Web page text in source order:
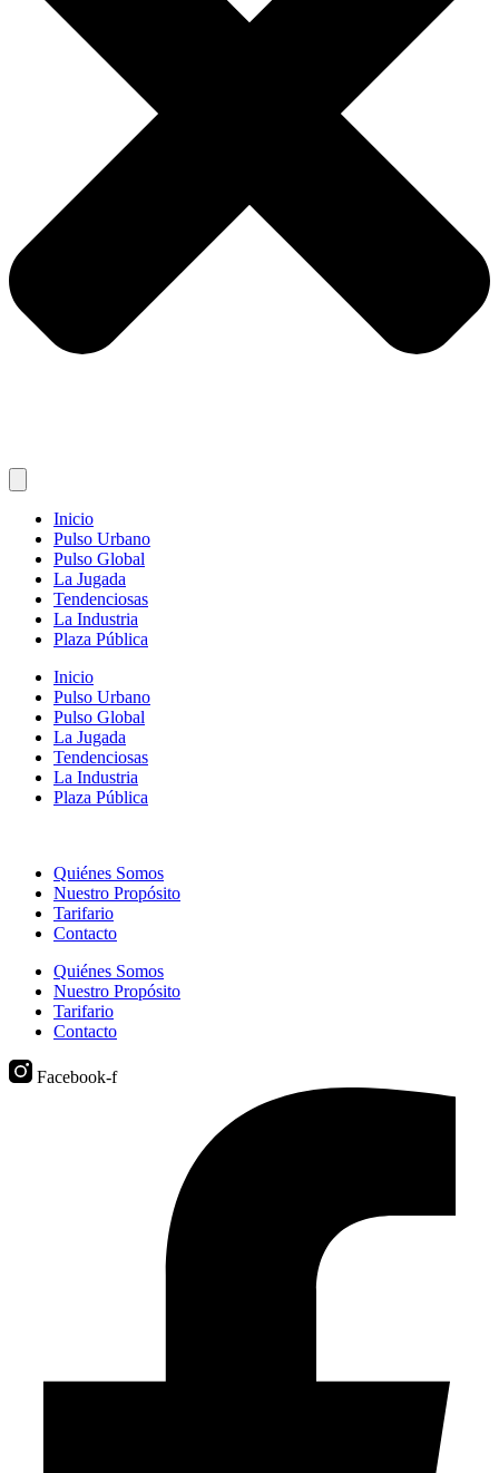
Inicio
Pulso Urbano
Pulso Global
La Jugada
Tendenciosas
La Industria
Plaza Pública
Inicio
Pulso Urbano
Pulso Global
La Jugada
Tendenciosas
La Industria
Plaza Pública
Quiénes Somos
Nuestro Propósito
Tarifario
Contacto
Quiénes Somos
Nuestro Propósito
Tarifario
Contacto
Facebook-f